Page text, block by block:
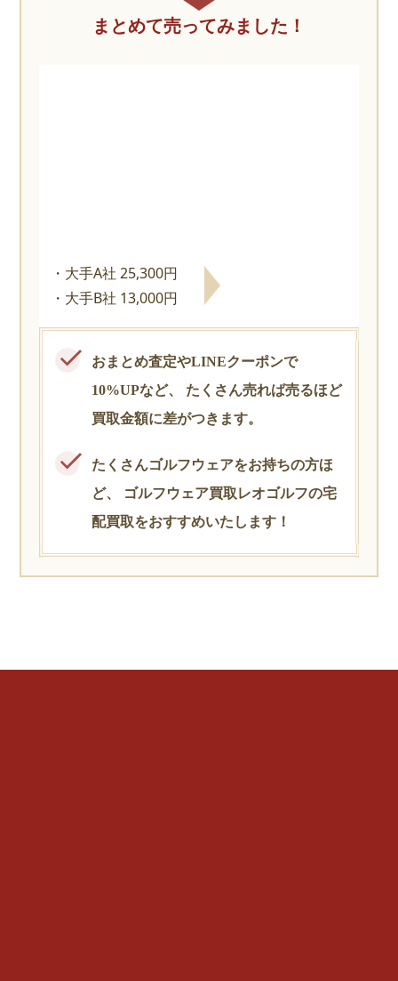
まとめて売ってみました！
大手A社 25,300円
大手B社 13,000円
おまとめ査定やLINEクーポンで
10%UPなど、
たくさん売れば売るほど
買取金額に差がつきます。
たくさんゴルフウェアをお持ちの方ほ
ど、
ゴルフウェア買取レオゴルフの宅
配買取をおすすめいたします！